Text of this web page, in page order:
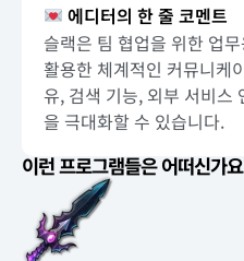
에디터의 한 줄 코멘트
슬랙은 팀 협업을 위한 업
활용한 체계적인 커뮤니케
유, 검색 기능, 외부 서비스
을 극대화할 수 있습니다.
이런 프로그램들은 어떠신가